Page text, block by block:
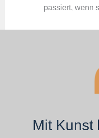
passiert, wenn
Mit Kunst